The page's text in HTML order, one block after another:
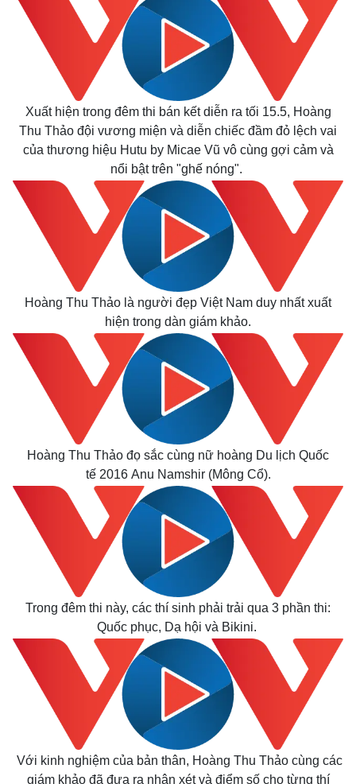
Kinh tế
Bất động sản
Khởi nghiệp
Thị trường
Giá vàng
Tiêu dùng
Tỷ giá
Chứng khoán
Giá cà phê
Xuất hiện trong đêm thi bán kết diễn ra tối 15.5, Hoàng
Thu Thảo đội vương miện và diễn chiếc đầm đỏ lệch vai
của thương hiệu Hutu by Micae Vũ vô cùng gợi cảm và
nổi bật trên "ghế nóng".
Hoàng Thu Thảo là người đẹp Việt Nam duy nhất xuất
hiện trong dàn giám khảo.
Hoàng Thu Thảo đọ sắc cùng nữ hoàng Du lịch Quốc
tế 2016 Anu Namshir (Mông Cổ).
Trong đêm thi này, các thí sinh phải trải qua 3 phần thi:
Quốc phục, Dạ hội và Bikini.
Với kinh nghiệm của bản thân, Hoàng Thu Thảo cùng các
giám khảo đã đưa ra nhận xét và điểm số cho từng thí